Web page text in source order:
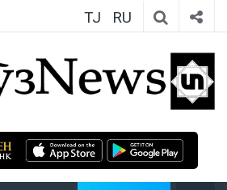
TJ RU
ИмрӯзNews